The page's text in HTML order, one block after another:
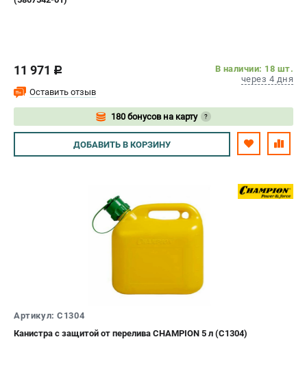
11 971 c
В наличии: 18 шт.
через 4 дня
Оставить отзыв
180 бонусов на карту ?
Авторизуйтесь
ДОБАВИТЬ В КОРЗИНУ
Артикул: C1304
Канистра с защитой от перелива CHAMPION 5 л (C1304)